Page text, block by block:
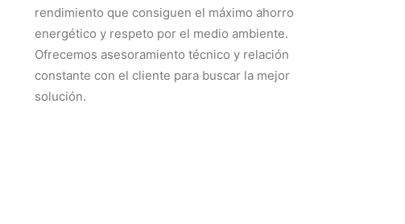
rendimiento que consiguen el máximo ahorro
energético y respeto por el medio ambiente.
Ofrecemos asesoramiento técnico y relación
constante con el cliente para buscar la mejor
solución.